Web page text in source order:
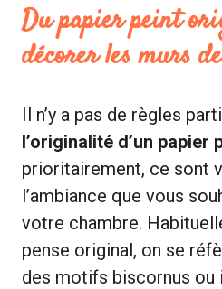
Du papier peint
décorer les murs
Il n’y a pas de règles
l’originalité d’un papier
prioritairement, ce sont
l’ambiance que vous
votre chambre.
pense original, on se
des motifs biscornus ou